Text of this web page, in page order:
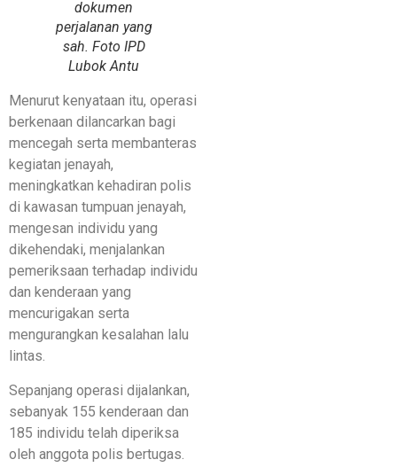
dokumen
perjalanan yang
sah. Foto IPD
Lubok Antu
Menurut kenyataan itu, operasi
berkenaan dilancarkan bagi
mencegah serta membanteras
kegiatan jenayah,
meningkatkan kehadiran polis
di kawasan tumpuan jenayah,
mengesan individu yang
dikehendaki, menjalankan
pemeriksaan terhadap individu
dan kenderaan yang
mencurigakan serta
mengurangkan kesalahan lalu
lintas.
Sepanjang operasi dijalankan,
sebanyak 155 kenderaan dan
185 individu telah diperiksa
oleh anggota polis bertugas.